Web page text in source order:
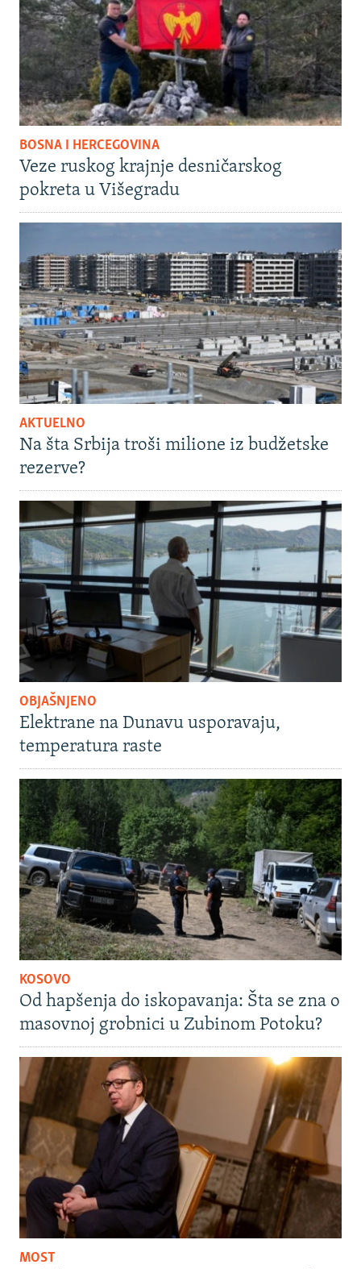
BOSNA I HERCEGOVINA
Veze ruskog krajnje desničarskog
pokreta u Višegradu
AKTUELNO
Na šta Srbija troši milione iz budžetske
rezerve?
OBJAŠNJENO
Elektrane na Dunavu usporavaju,
temperatura raste
KOSOVO
Od hapšenja do iskopavanja: Šta se zna o
masovnoj grobnici u Zubinom Potoku?
MOST